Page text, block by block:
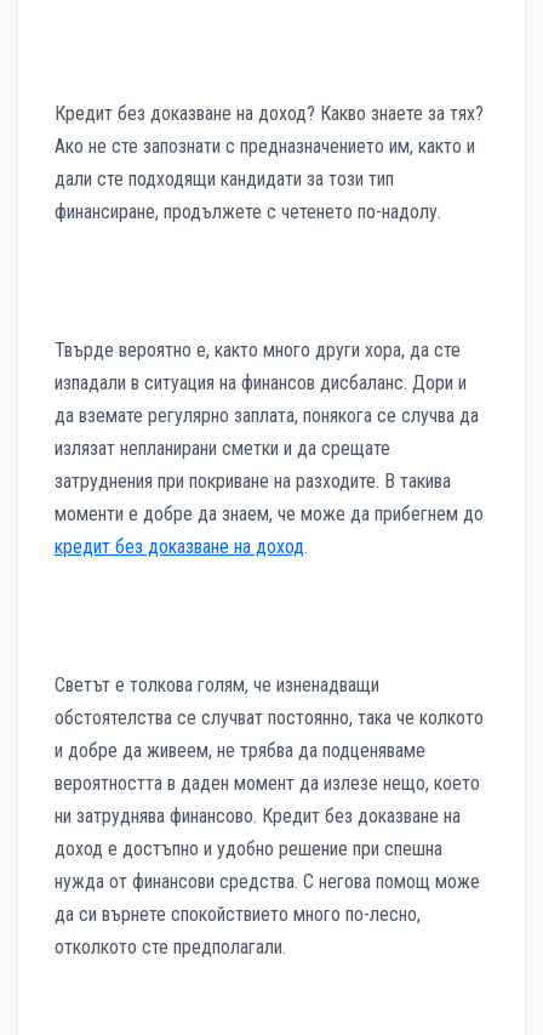
Кредит без доказване на доход? Какво знаете за тях?
Ако не сте запознати с предназначението им, както и
дали сте подходящи кандидати за този тип
финансиране, продължете с четенето по-надолу.
Твърде вероятно е, както много други хора, да сте
изпадали в ситуация на финансов дисбаланс. Дори и
да вземате регулярно заплата, понякога се случва да
излязат непланирани сметки и да срещате
затруднения при покриване на разходите. В такива
моменти е добре да знаем, че може да прибегнем до
кредит без доказване на доход.
Светът е толкова голям, че изненадващи
обстоятелства се случват постоянно, така че колкото
и добре да живеем, не трябва да подценяваме
вероятността в даден момент да излезе нещо, което
ни затруднява финансово. Кредит без доказване на
доход е достъпно и удобно решение при спешна
нужда от финансови средства. С негова помощ може
да си върнете спокойствието много по-лесно,
отколкото сте предполагали.